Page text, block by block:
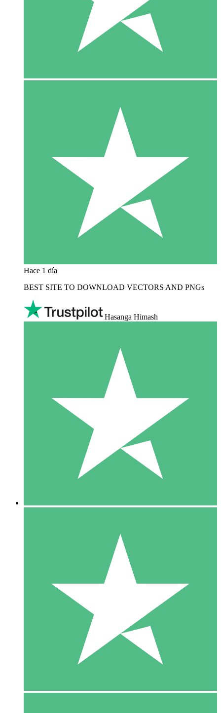
Hace 1 día
BEST SITE TO DOWNLOAD VECTORS AND PNGs
Hasanga Himash